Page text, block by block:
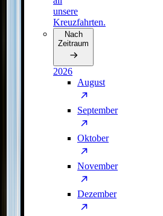
unsere
Kreuzfahrten.
Nach
Zeitraum
2026
August
September
Oktober
November
Dezember